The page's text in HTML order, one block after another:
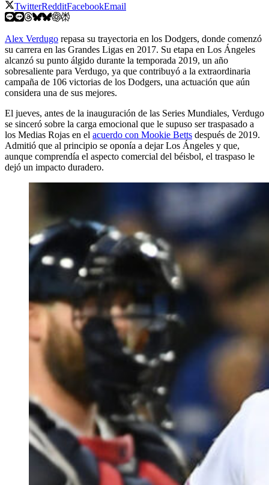
TwitterRedditFacebookEmail
Alex Verdugo repasa su trayectoria en los Dodgers, donde comenzó
su carrera en las Grandes Ligas en 2017. Su etapa en Los Ángeles
alcanzó su punto álgido durante la temporada 2019, un año
sobresaliente para Verdugo, ya que contribuyó a la extraordinaria
campaña de 106 victorias de los Dodgers, una actuación que aún
considera una de sus mejores.
El jueves, antes de la inauguración de las Series Mundiales, Verdugo
se sinceró sobre la carga emocional que le supuso ser traspasado a
los Medias Rojas en el acuerdo con Mookie Betts después de 2019.
Admitió que al principio se oponía a dejar Los Ángeles y que,
aunque comprendía el aspecto comercial del béisbol, el traspaso le
dejó un impacto duradero.